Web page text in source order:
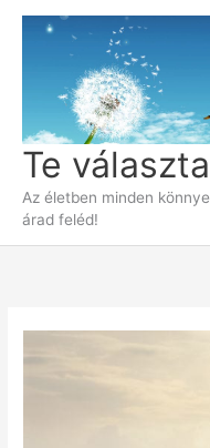
Skip
Te
Az életben minden
árad feléd!